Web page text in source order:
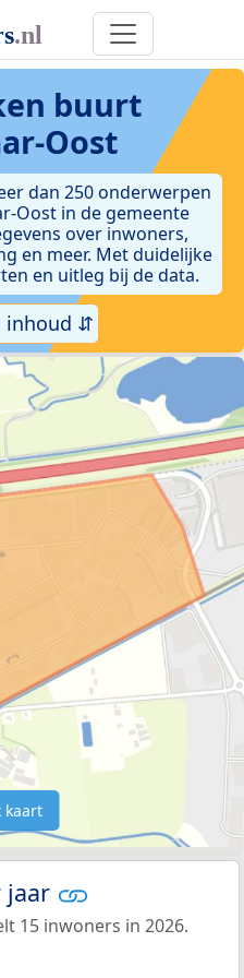
buurt
Oost
dan 250 onderwerpen
Oost in de gemeente
over inwoners,
en meer. Met duidelijke
en uitleg bij de data.
inhoud ⇵
kaart
jaar
15 inwoners in 2026.